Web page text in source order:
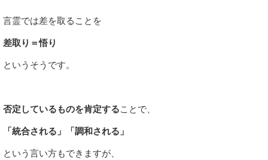
言霊では差を取ることを
差取り＝悟り
というそうです。
否定しているものを肯定することで、
「統合される」「調和される」
という言い方もできますが、